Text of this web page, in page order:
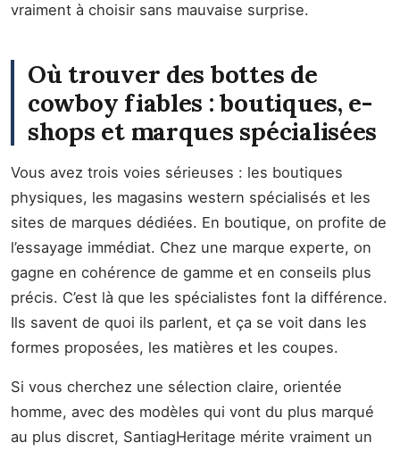
vraiment à choisir sans mauvaise surprise.
Où trouver des bottes de
cowboy fiables : boutiques, e-
shops et marques spécialisées
Vous avez trois voies sérieuses : les boutiques
physiques, les magasins western spécialisés et les
sites de marques dédiées. En boutique, on profite de
l’essayage immédiat. Chez une marque experte, on
gagne en cohérence de gamme et en conseils plus
précis. C’est là que les spécialistes font la différence.
Ils savent de quoi ils parlent, et ça se voit dans les
formes proposées, les matières et les coupes.
Si vous cherchez une sélection claire, orientée
homme, avec des modèles qui vont du plus marqué
au plus discret, SantiagHeritage mérite vraiment un